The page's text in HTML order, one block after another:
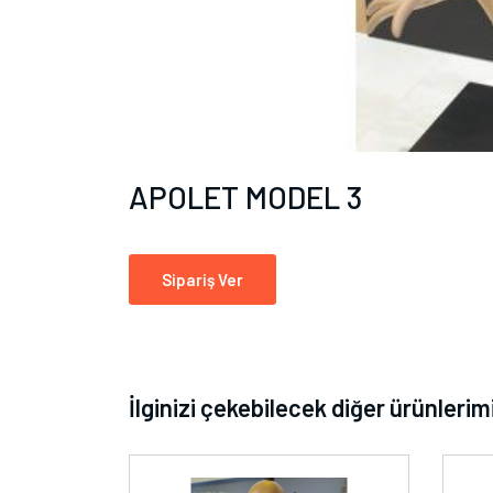
APOLET MODEL 3
Sipariş Ver
İlginizi çekebilecek diğer